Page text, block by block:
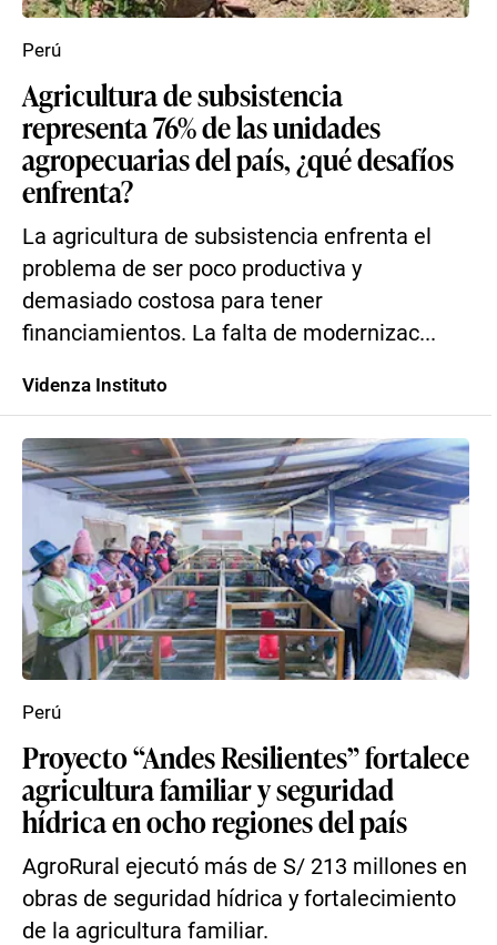
Agricultura de subsistencia
representa 76% de las unidades
agropecuarias del país, ¿qué desafíos
enfrenta?
La agricultura de subsistencia enfrenta el
problema de ser poco productiva y
demasiado costosa para tener
financiamientos. La falta de modernizac...
Perú
Videnza Instituto
Proyecto “Andes Resilientes” fortalece
agricultura familiar y seguridad
hídrica en ocho regiones del país
AgroRural ejecutó más de S/ 213 millones en
obras de seguridad hídrica y fortalecimiento
de la agricultura familiar.
Perú